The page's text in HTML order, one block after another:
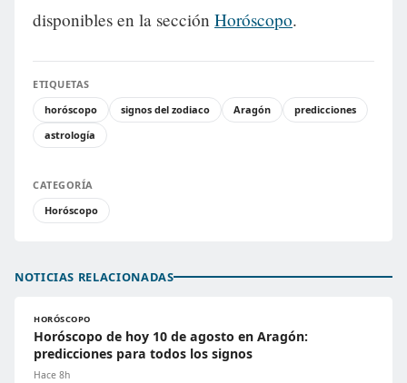
disponibles en la sección Horóscopo.
ETIQUETAS
horóscopo
signos del zodiaco Aragón
predicciones
astrología
CATEGORÍA
Horóscopo
NOTICIAS RELACIONADAS
HORÓSCOPO
Horóscopo de hoy 10 de agosto en Aragón:
predicciones para todos los signos
Hace 8h